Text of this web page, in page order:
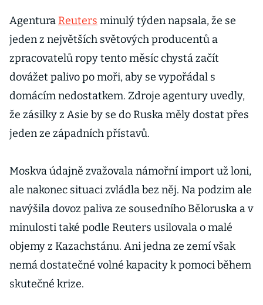
Agentura Reuters minulý týden napsala, že se
jeden z největších světových producentů a
zpracovatelů ropy tento měsíc chystá začít
dovážet palivo po moři, aby se vypořádal s
domácím nedostatkem. Zdroje agentury uvedly,
že zásilky z Asie by se do Ruska měly dostat přes
jeden ze západních přístavů.
Moskva údajně zvažovala námořní import už loni,
ale nakonec situaci zvládla bez něj. Na podzim ale
navýšila dovoz paliva ze sousedního Běloruska a v
minulosti také podle Reuters usilovala o malé
objemy z Kazachstánu. Ani jedna ze zemí však
nemá dostatečné volné kapacity k pomoci během
skutečné krize.